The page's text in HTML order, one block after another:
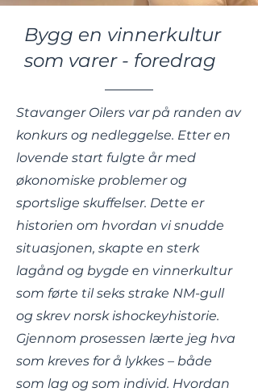
Bygg en vinnerkultur
som varer - foredrag
Stavanger Oilers var på randen av
konkurs og nedleggelse. Etter en
lovende start fulgte år med
økonomiske problemer og
sportslige skuffelser. Dette er
historien om hvordan vi snudde
situasjonen, skapte en sterk
lagånd og bygde en vinnerkultur
som førte til seks strake NM-gull
og skrev norsk ishockeyhistorie.
Gjennom prosessen lærte jeg hva
som kreves for å lykkes – både
som lag og som individ. Hvordan